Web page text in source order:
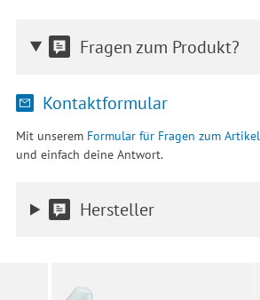
Fragen zum Produkt?
Kontaktformular
Mit unserem Formular für Fragen zum Artikel
und einfach deine Antwort.
Hersteller